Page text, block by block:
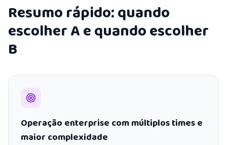
Resumo rápido: quando
escolher A e quando escolher
B
Operação enterprise com múltiplos times e
maior complexidade